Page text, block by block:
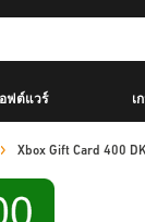
ฟต์แวร์ เ
Xbox Gift Card 400